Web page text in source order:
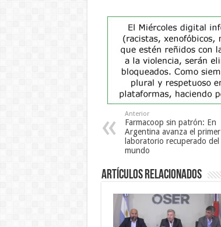
Anterior
Farmacoop sin patrón: En
Argentina avanza el primer
laboratorio recuperado del
mundo
Artículos Relacionados